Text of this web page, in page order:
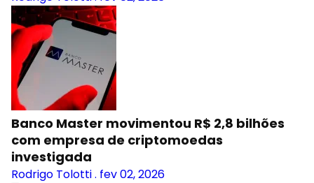
Banco Master movimentou R$ 2,8 bilhões
com empresa de criptomoedas
investigada
Rodrigo Tolotti. fev 02, 2026